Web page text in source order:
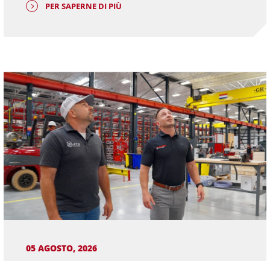
PER SAPERNE DI PIÙ
05 AGOSTO, 2026